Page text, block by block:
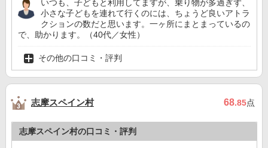
いつも、子どもと利用してますが、乗り物が多過ぎず、
小さな子どもを連れて行くのには、ちょうど良いアトラ
クションの数だと思います。一ヶ所にまとまっているの
で、助かります。（40代／女性）
その他の口コミ・評判
志摩スペイン村 68.85点
志摩スペイン村の口コミ・評判